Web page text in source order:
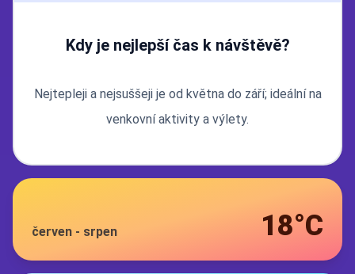
Kdy je nejlepší čas k návštěvě?
Nejtepleji a nejsuššeji je od května do září; ideální na
venkovní aktivity a výlety.
červen - srpen 18°C